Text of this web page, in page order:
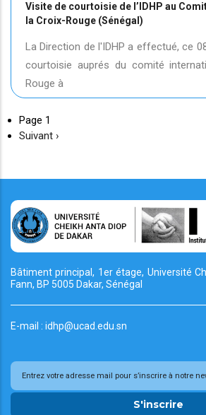
Visite de courtoisie de l’IDHP au
la Croix-Rouge (Sénégal)
La Direction de l'IDHP a effectué, ce
courtoisie auprés du comité
Rouge à
Page 1
Page
Suivant ›
Bâtiment principal, 1er étage, Université
Fann, BP 5005 Dakar, Sénégal
E-mail : idhp@ucad.edu.sn
S'inscrire